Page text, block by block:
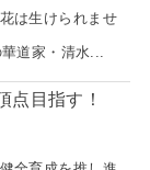
は生けられませ
道家・清水...
点目指す！